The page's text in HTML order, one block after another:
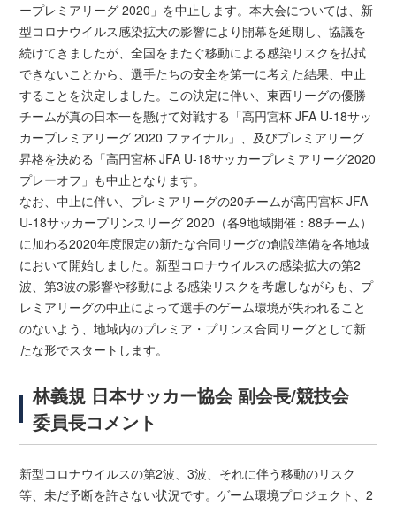
ープレミアリーグ 2020」を中止します。本大会については、新
型コロナウイルス感染拡大の影響により開幕を延期し、協議を
続けてきましたが、全国をまたぐ移動による感染リスクを払拭
できないことから、選手たちの安全を第一に考えた結果、中止
することを決定しました。この決定に伴い、東西リーグの優勝
チームが真の日本一を懸けて対戦する「高円宮杯 JFA U-18サッ
カープレミアリーグ 2020 ファイナル」、及びプレミアリーグ
昇格を決める「高円宮杯 JFA U-18サッカープレミアリーグ2020
プレーオフ」も中止となります。
なお、中止に伴い、プレミアリーグの20チームが高円宮杯 JFA
U-18サッカープリンスリーグ 2020（各9地域開催：88チーム）
に加わる2020年度限定の新たな合同リーグの創設準備を各地域
において開始しました。新型コロナウイルスの感染拡大の第2
波、第3波の影響や移動による感染リスクを考慮しながらも、プ
レミアリーグの中止によって選手のゲーム環境が失われること
のないよう、地域内のプレミア・プリンス合同リーグとして新
たな形でスタートします。
林義規 日本サッカー協会 副会長/競技会
委員長コメント
新型コロナウイルスの第2波、3波、それに伴う移動のリスク
等、未だ予断を許さない状況です。ゲーム環境プロジェクト、2